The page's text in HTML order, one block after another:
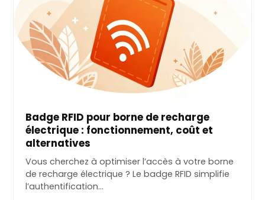
Badge RFID pour borne de recharge
électrique : fonctionnement, coût et
alternatives
Vous cherchez à optimiser l’accès à votre borne
de recharge électrique ? Le badge RFID simplifie
l’authentification…